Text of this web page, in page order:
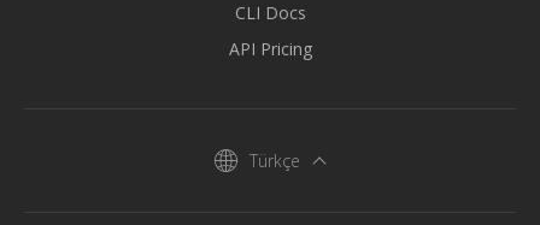
CLI Docs
API Pricing
Türkçe